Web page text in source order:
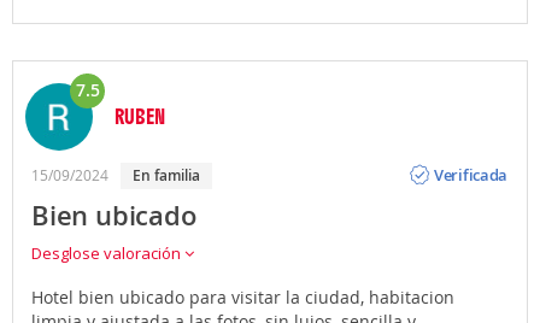
7.5
RUBEN
15/09/2024 En familia
Verificada
Bien ubicado
Desglose valoración
Hotel bien ubicado para visitar la ciudad, habitacion